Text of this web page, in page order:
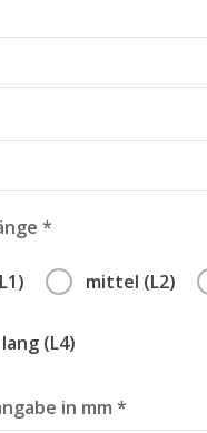
*
mittel (L2)
(L4)
in mm *